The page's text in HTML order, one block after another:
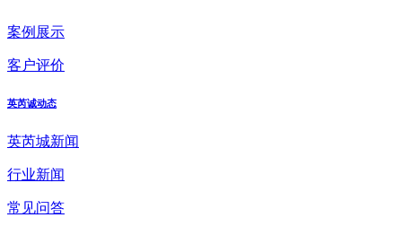
案例展示
客户评价
英芮诚动态
英芮城新闻
行业新闻
常见问答